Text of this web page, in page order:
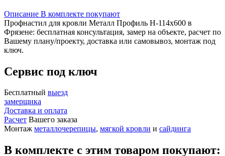
Описание В комплекте покупают
Профнастил для кровли Металл Профиль Н-114х600 в
Фрязене: бесплатная консультация, замер на объекте, расчет по
Вашему плану/проекту, доставка или самовывоз, монтаж под
ключ.
Сервис под ключ
Бесплатный выезд
замерщика
Доставка и оплата
Расчет Вашего заказа
Монтаж металлочерепицы, мягкой кровли и сайдинга
В комплекте с этим товаром покупают: